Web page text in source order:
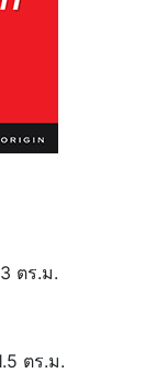
ตร.ม.
ตร.ม.